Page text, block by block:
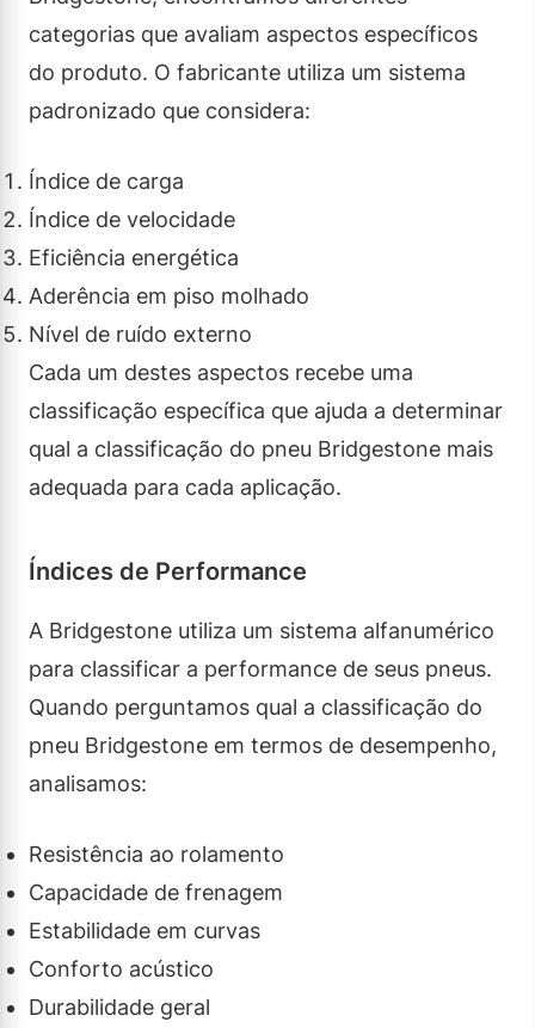
categorias que avaliam aspectos específicos
do produto. O fabricante utiliza um sistema
padronizado que considera:
Índice de carga
Índice de velocidade
Eficiência energética
Aderência em piso molhado
Nível de ruído externo
Cada um destes aspectos recebe uma
classificação específica que ajuda a determinar
qual a classificação do pneu Bridgestone mais
adequada para cada aplicação.
Índices de Performance
A Bridgestone utiliza um sistema alfanumérico
para classificar a performance de seus pneus.
Quando perguntamos qual a classificação do
pneu Bridgestone em termos de desempenho,
analisamos:
Resistência ao rolamento
Capacidade de frenagem
Estabilidade em curvas
Conforto acústico
Durabilidade geral